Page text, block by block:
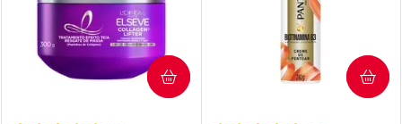
COMPRAR COMPRAR